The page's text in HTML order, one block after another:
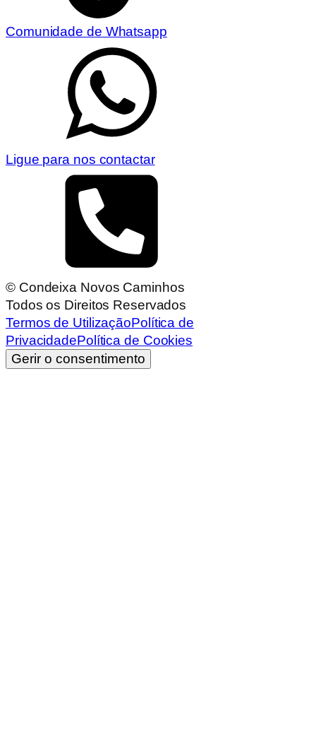
Comunidade de Whatsapp
Ligue para nos contactar
© Condeixa Novos Caminhos
Todos os Direitos Reservados
Termos de UtilizaçãoPolítica de
PrivacidadePolítica de Cookies
Gerir o consentimento